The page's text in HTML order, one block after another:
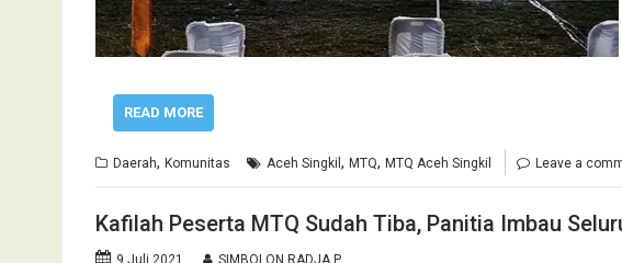
READ MORE
Daerah, Komunitas Aceh Singkil , MTQ, MTQ Aceh Singkil Leave a
Kafilah Peserta MTQ Sudah Tiba, Panitia Imbau
9 Juli 2021 SIMBOLON RADJA P